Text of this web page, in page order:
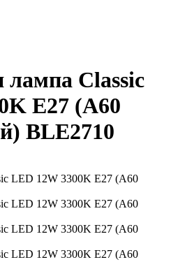
лампа Classic
E27 (A60
BLE2710